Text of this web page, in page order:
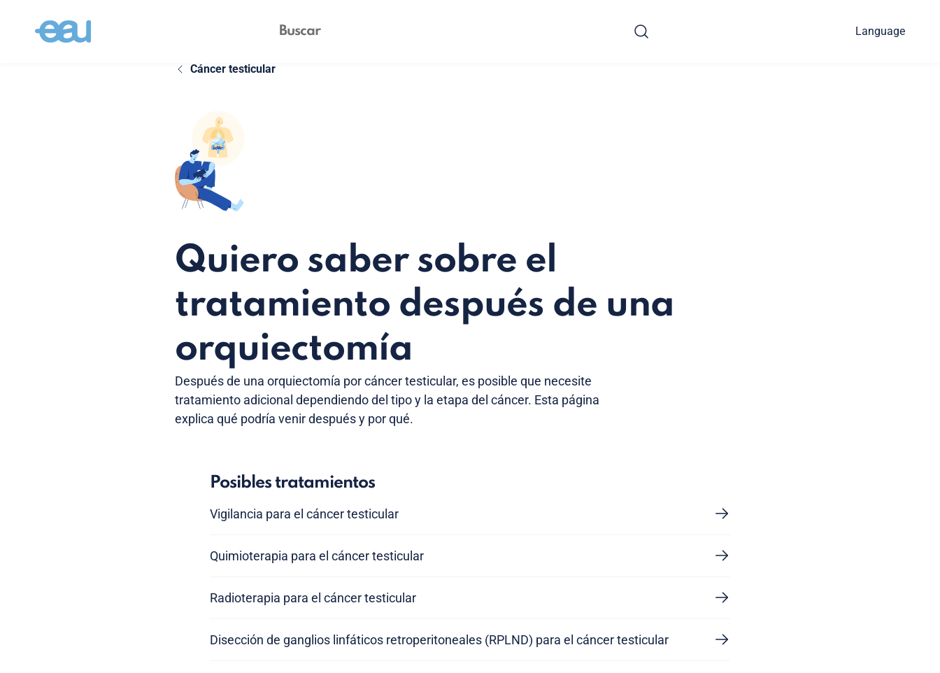
Language
Cáncer testicular
Quiero saber sobre el
tratamiento después de una
orquiectomía
Después de una orquiectomía por cáncer testicular, es posible que necesite
tratamiento adicional dependiendo del tipo y la etapa del cáncer. Esta página
explica qué podría venir después y por qué.
Posibles tratamientos
Vigilancia para el cáncer testicular
Quimioterapia para el cáncer testicular
Radioterapia para el cáncer testicular
Disección de ganglios linfáticos retroperitoneales (RPLND) para el cáncer testicular